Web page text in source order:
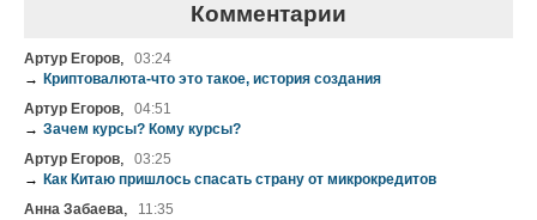
Комментарии
Артур Егоров, 03:24
→
Криптовалюта-что это такое, история создания
Артур Егоров, 04:51
→ Зачем курсы? Кому курсы?
Артур Егоров, 03:25
→
Как Китаю пришлось спасать страну от микрокредитов
Анна Забаева,
11:35